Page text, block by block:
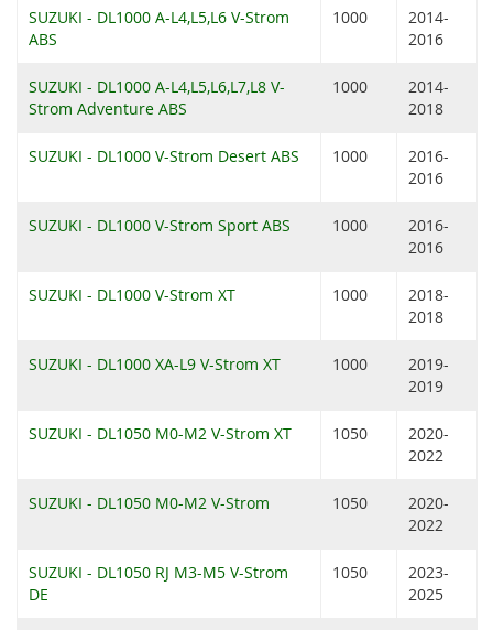
SUZUKI - DL1000 A-L4,L5,L6 V-Strom
ABS
1000
2014-
2016
SUZUKI - DL1000 A-L4,L5,L6,L7,L8 V-
Strom Adventure ABS
1000
2014-
2018
SUZUKI - DL1000 V-Strom Desert ABS 1000
2016-
2016
SUZUKI - DL1000 V-Strom Sport ABS 1000
2016-
2016
SUZUKI - DL1000 V-Strom XT 1000
2018-
2018
SUZUKI - DL1000 XA-L9 V-Strom XT 1000
2019-
2019
SUZUKI - DL1050 M0-M2 V-Strom XT 1050
2020-
2022
SUZUKI - DL1050 M0-M2 V-Strom 1050
2020-
2022
SUZUKI - DL1050 RJ M3-M5 V-Strom
DE
1050
2023-
2025